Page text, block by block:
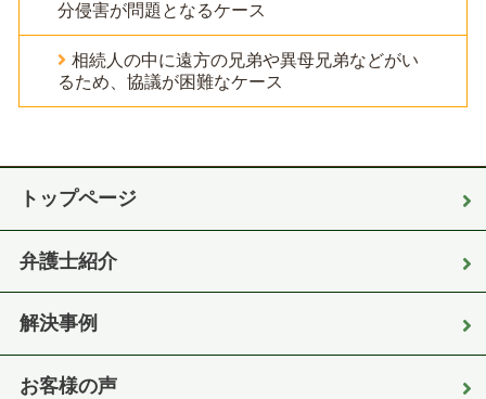
分侵害が問題となるケース
相続人の中に遠方の兄弟や異母兄弟などがい
るため、協議が困難なケース
トップページ
弁護士紹介
解決事例
お客様の声